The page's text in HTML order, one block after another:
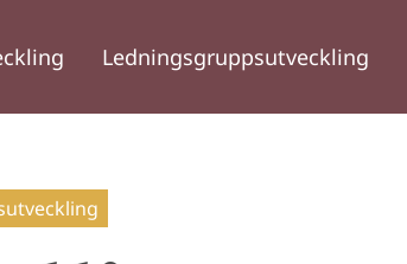
Ledningsgruppsutveckling